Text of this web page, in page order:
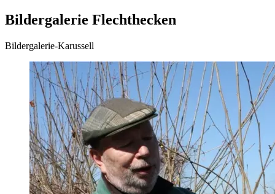
Bildergalerie Flechthecken
Bildergalerie-Karussell